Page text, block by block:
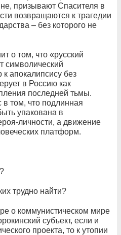
призывают Спасителя в
возвращаются к трагедии
– без которого не
о том, что «русский
символический
апокалипсису без
в Россию как
последней тьмы.
том, что подлинная
упакована в
личности, а движение
платформ.
трудно найти?
о коммунистическом мире
субъект, если и
проекта, то к утопии